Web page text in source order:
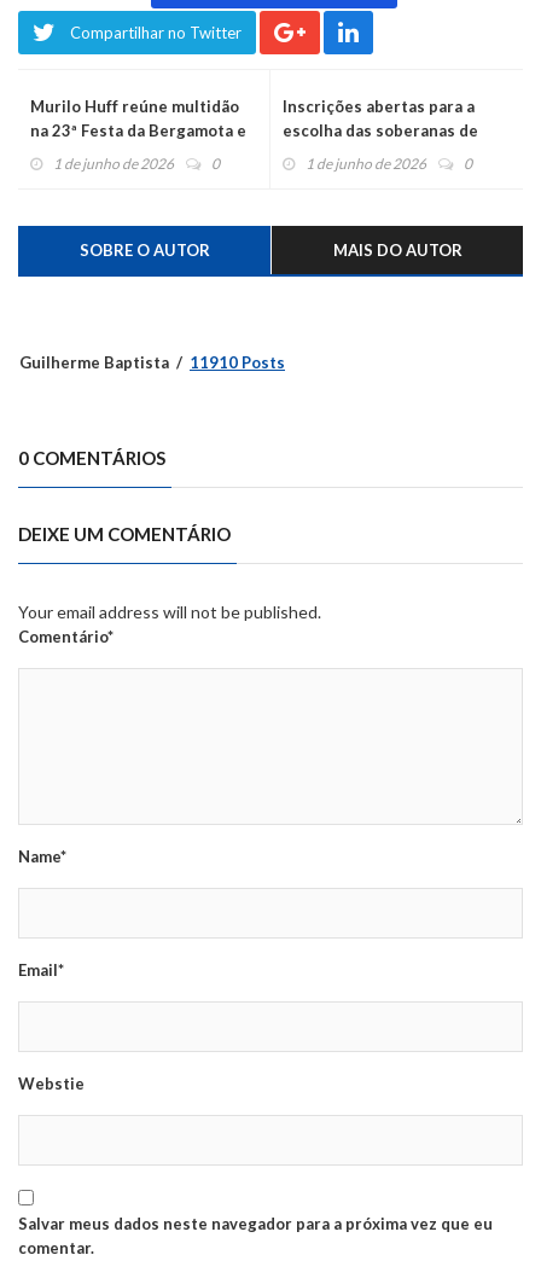
Compartilhar no Twitter
Murilo Huff reúne multidão
na 23ª Festa da Bergamota e
das Flores
1 de junho de 2026 0
Inscrições abertas para a
escolha das soberanas de
Salvador do Sul
1 de junho de 2026 0
SOBRE O AUTOR MAIS DO AUTOR
Guilherme Baptista 11910 Posts
0 COMENTÁRIOS
DEIXE UM COMENTÁRIO
Your email address will not be published.
Comentário*
Name*
Email*
Webstie
Salvar meus dados neste navegador para a próxima vez que eu
comentar.